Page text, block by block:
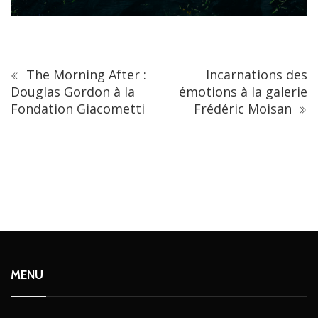
The Morning After :
Douglas Gordon à la
Fondation Giacometti
Incarnations des
émotions à la galerie
Frédéric Moisan
MENU